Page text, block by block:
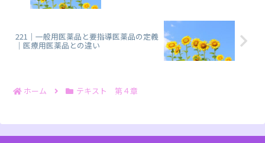
221｜一般用医薬品と要指導医薬品の定義
｜医療用医薬品との違い
ホーム テキスト 第４章